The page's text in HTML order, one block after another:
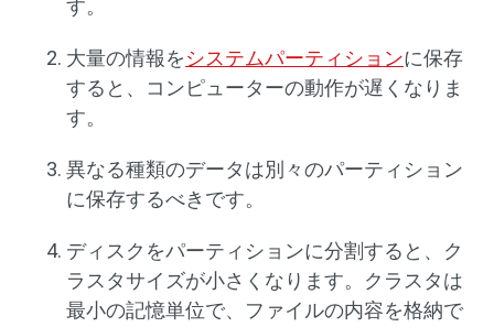
す。
大量の情報をシステムパーティションに保存
すると、コンピューターの動作が遅くなりま
す。
異なる種類のデータは別々のパーティション
に保存するべきです。
ディスクをパーティションに分割すると、ク
ラスタサイズが小さくなります。クラスタは
最小の記憶単位で、ファイルの内容を格納で